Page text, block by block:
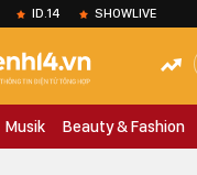
ID.14 SHOWLIVE
Musik Beauty & Fashion